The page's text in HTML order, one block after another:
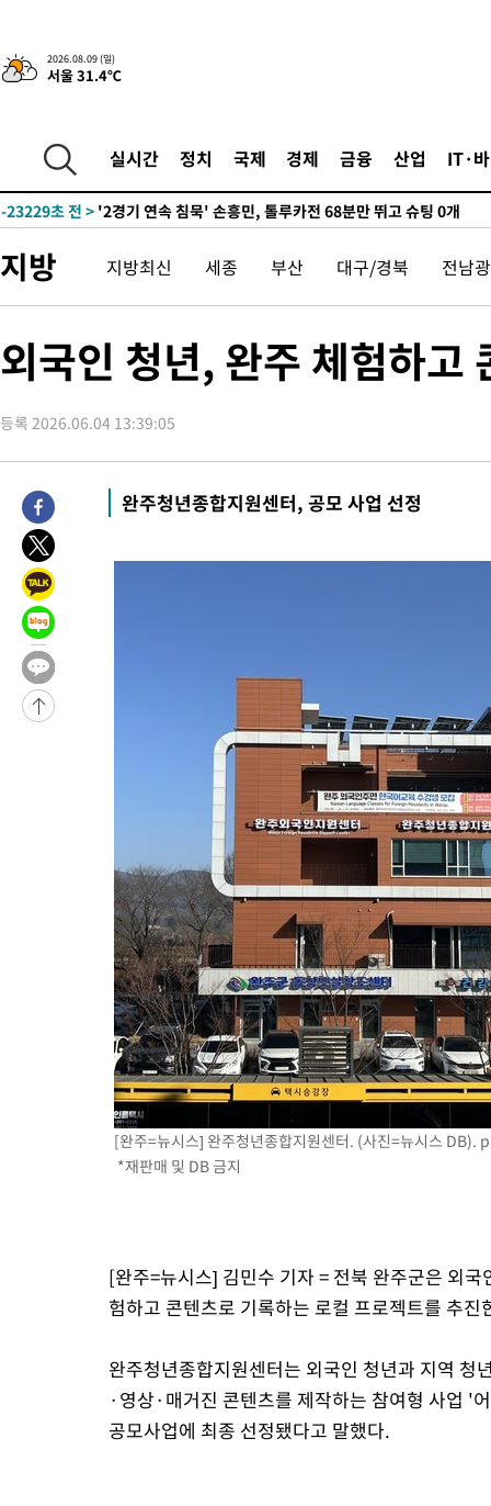
2026.08.09 (일)
서울 31.4℃
실시간 정치 국제 경제 금융 산업 IT·
1시간 전 >“美 이란전 무기 소진…북한과 분쟁시 주한 미군 취약해질 수 있어”
-23957초 전 >
손흥민, 68분 뛰고 2경기 침묵…LAFC, 톨루카에 1-0 승리(종
-23229초 전 >'2경기 연속 침묵' 손흥민, 톨루카전 68분만 뛰고 슈팅 0개
-21981초 전 >이강인, 오늘 서울서 AT마드리드 입단식…'전례 없는 특급대
-8863초 전 >
'여긴 20도, 저긴 50도'…열화상 카메라로 본 폭염 저감시설 '온
차'
14분 전 >이군이 불법 군시설 건설한 레바논 남부에서 레바논군 3명 폭발로
1시간 전 >[속보]美중부 사령관, 이스라엘 긴급방문 다중화된 전선 상황 논의
1시간 전 > 美 국방부, 켄달 전 공군장관 보안허가 취소…“에어포스원 기밀정
-28665초 전 >
[속보]장은수, KLPGA 제주삼다수 역전 우승…데뷔 10년 차에
정상
-24030초 전 >
-23957초 전 > 손흥민, 68분 뛰고 2경기 침묵…LAFC, 톨루카에 1-0 승리(종
-23229초 전 >
-21981초 전 >
-8863초 전 >
-8334초 전 >
콜롬비아 신임 우파 대통령 취임 하루만에 차량폭탄 폭발 사건
-1928초 전 >
튀르키예 외무장관, "메카 3국 방위협정은 이란이 목표 아냐 "
이군이 불법 군시설 건설한 레바논 남부에서 레바논군 3명 폭발로
[속보]美중부 사령관, 이스라엘 긴급방문 다중화된 전선 상황 논의
美 국방부, 켄달 전 공군장관 보안허가 취소…“에어포스원 기밀정
‘축구의 신’ 아르헨티나 축구 선수 메시의 부친 지병 별세
“美 이란전 무기 소진…북한과 분쟁시 주한 미군 취약해질 수 있어”
지방 지방최신 세종 부산 대구/경북 전남
외국인 청년, 완주 체험하
등록 2026.06.04 13:39:05
완주청년종합지원센터, 공모 사업 선정
[완주=뉴시스] 완주청년종합지원센터. (사진=뉴시스 DB).
*재판매 및 DB 금지
[완주=뉴시스] 김민수 기자 = 전북 완주군은 외
험하고 콘텐츠로 기록하는 로컬 프로젝트를 추진
완주청년종합지원센터는 외국인 청년과 지역
·영상·매거진 콘텐츠를 제작하는 참여형 사업 '
공모사업에 최종 선정됐다고 말했다.